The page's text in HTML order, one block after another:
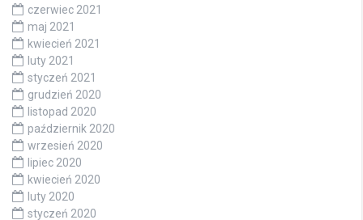
czerwiec 2021
maj 2021
kwiecień 2021
luty 2021
styczeń 2021
grudzień 2020
listopad 2020
październik 2020
wrzesień 2020
lipiec 2020
kwiecień 2020
luty 2020
styczeń 2020